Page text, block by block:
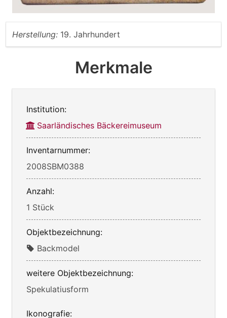
Herstellung: 19. Jahrhundert
Merkmale
Institution:
Saarländisches Bäckereimuseum
Inventarnummer:
2008SBM0388
Anzahl:
1 Stück
Objektbezeichnung:
Backmodel
weitere Objektbezeichnung:
Spekulatiusform
Ikonografie: